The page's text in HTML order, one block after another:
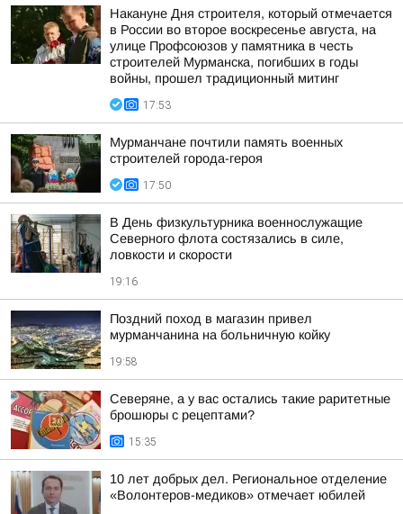
Накануне Дня строителя, который отмечается
в России во второе воскресенье августа, на
улице Профсоюзов у памятника в честь
строителей Мурманска, погибших в годы
войны, прошел традиционный митинг
17:53
Мурманчане почтили память военных
строителей города-героя
17:50
В День физкультурника военнослужащие
Северного флота состязались в силе,
ловкости и скорости
19:16
Поздний поход в магазин привел
мурманчанина на больничную койку
19:58
Северяне, а у вас остались такие раритетные
брошюры с рецептами?
15:35
10 лет добрых дел. Региональное отделение
«Волонтеров-медиков» отмечает юбилей